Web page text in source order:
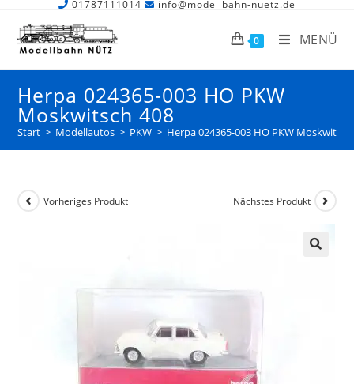
01787111014 info@modellbahn-nuetz.de
0 MENÜ
Herpa 024365-003 HO PKW
Moskwitsch 408
Start > Modellautos > PKW > Herpa 024365-003 HO PKW
Vorheriges Produkt Nächstes Produkt